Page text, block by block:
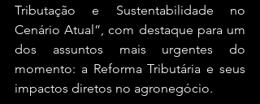
Tributação e Sustentabilidade no
Cenário Atual”, com destaque para um
dos assuntos mais urgentes do
momento: a Reforma Tributária e seus
impactos diretos no agronegócio.